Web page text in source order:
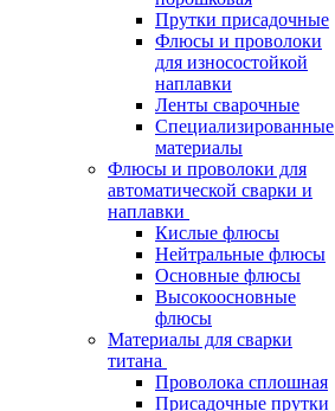
Прутки присадочные
Флюсы и проволоки
для износостойкой
наплавки
Ленты сварочные
Специализированные
материалы
Флюсы и проволоки для
автоматической сварки и
наплавки
Кислые флюсы
Нейтральные флюсы
Основные флюсы
Высокоосновные
флюсы
Материалы для сварки
титана
Проволока сплошная
Присадочные прутки